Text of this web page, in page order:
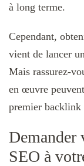
à long terme.
Cependant,
vient de lancer
Mais rassurez-
en œuvre
premier backlink
Demander
SEO à